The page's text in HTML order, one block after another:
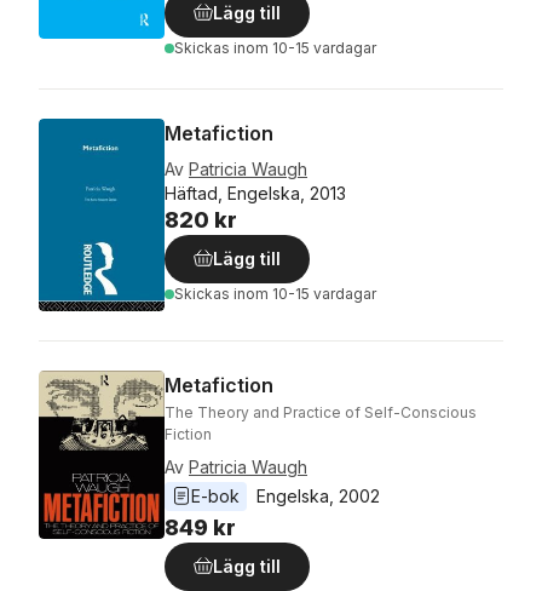
Lägg till
Skickas inom 10-15 vardagar
Metafiction
Av Patricia Waugh
Häftad, Engelska, 2013
820 kr
Lägg till
Skickas inom 10-15 vardagar
Metafiction
The Theory and Practice of Self-Conscious
Fiction
Av Patricia Waugh
E-bok
Engelska 2002
849 kr
Lägg till